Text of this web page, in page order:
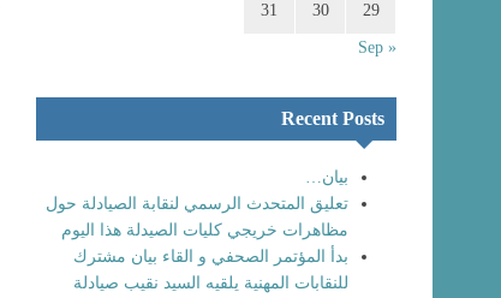
29
30
31
« Sep
Recent Posts
بيان…
تعليق المتحدث الرسمي لنقابة الصيادلة حول
مظاهرات خريجي كليات الصيدلة هذا اليوم
بدأ المؤتمر الصحفي و القاء بيان مشترك
للنقابات المهنية يلقيه السيد نقيب صيادلة